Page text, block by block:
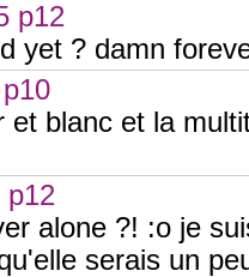
p12
yet ? damn
et blanc et la
p12
alone ?! :o je
serais un